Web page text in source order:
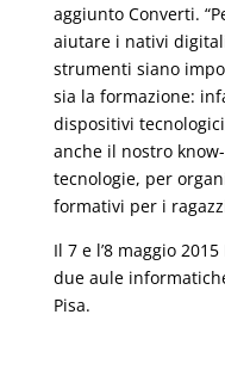
aggiunto Converti.
aiutare i nativi
strumenti siano
sia la formazione:
dispositivi
anche il nostro
tecnologie, per
formativi per i
Il 7 e l’8 maggio
due aule
Pisa.